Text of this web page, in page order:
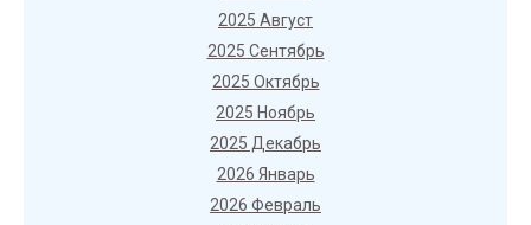
2025 Август
2025 Сентябрь
2025 Октябрь
2025 Ноябрь
2025 Декабрь
2026 Январь
2026 Февраль